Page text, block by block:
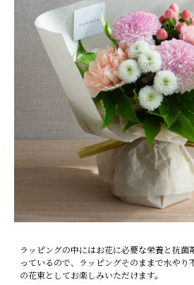
ラッピングの中にはお花に必要な栄養と抗菌
っているので、ラッピングそのままで水やり
の花束としてお楽しみいただけます。